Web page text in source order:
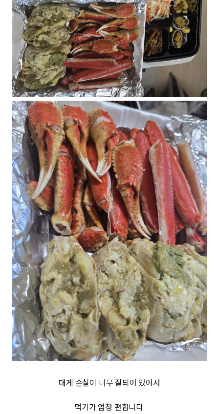
대게 손실이 너무 잘되어 있어서
먹기가 엄청 편합니다.